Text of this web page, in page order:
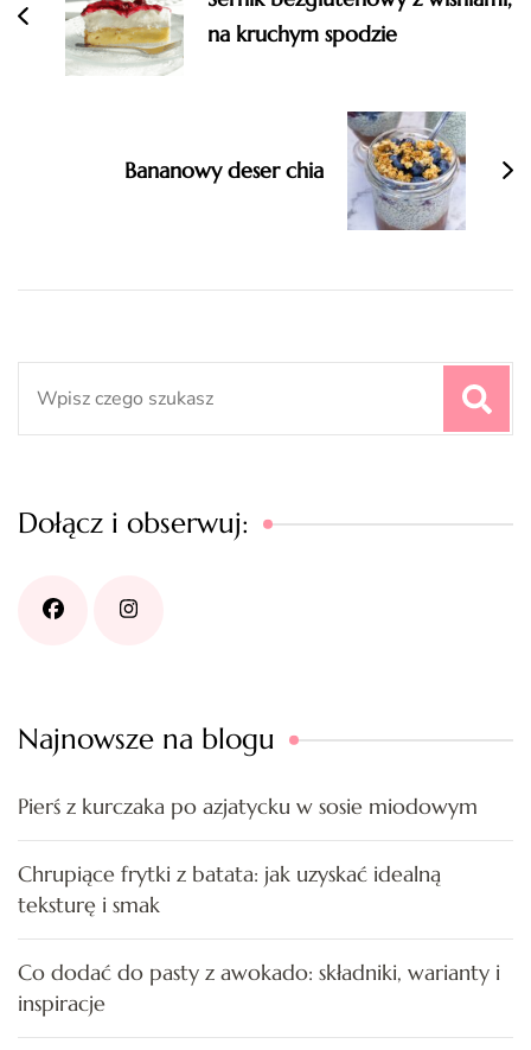
na kruchym spodzie
Bananowy deser chia
Dołącz i obserwuj:
Najnowsze na blogu
Pierś z kurczaka po azjatycku w sosie miodowym
Chrupiące frytki z batata: jak uzyskać idealną
teksturę i smak
Co dodać do pasty z awokado: składniki, warianty i
inspiracje